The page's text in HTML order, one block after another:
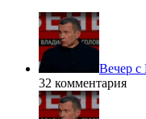
Вечер
32 комментария